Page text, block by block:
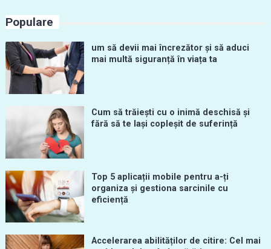
Populare
um să devii mai încrezător și să aduci
mai multă siguranță în viața ta
Cum să trăiești cu o inimă deschisă și
fără să te lași copleșit de suferință
Top 5 aplicații mobile pentru a-ți
organiza și gestiona sarcinile cu
eficiență
Accelerarea abilităților de citire: Cel mai